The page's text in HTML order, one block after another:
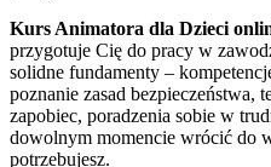
Kurs Animatora dla Dzieci
przygotuje Cię do pracy w
solidne fundamenty –
poznanie zasad bezpieczeństwa,
zapobiec, poradzenia sobie w
dowolnym momencie wrócić do
potrzebujesz.